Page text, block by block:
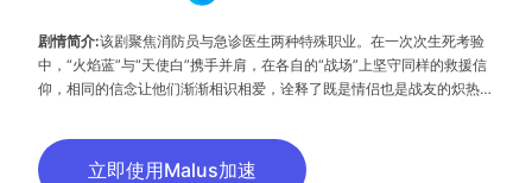
剧情简介:该剧聚焦消防员与急诊医生两种特殊职业。在一次次生死考验
中，“火焰蓝”与“天使白”携手并肩，在各自的“战场”上坚守同样的救援信
仰，相同的信念让他们渐渐相识相爱，诠释了既是情侣也是战友的炽热爱
立即使用Malus加速